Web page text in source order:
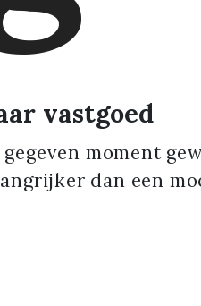
vastgoed
gegeven moment
dan een